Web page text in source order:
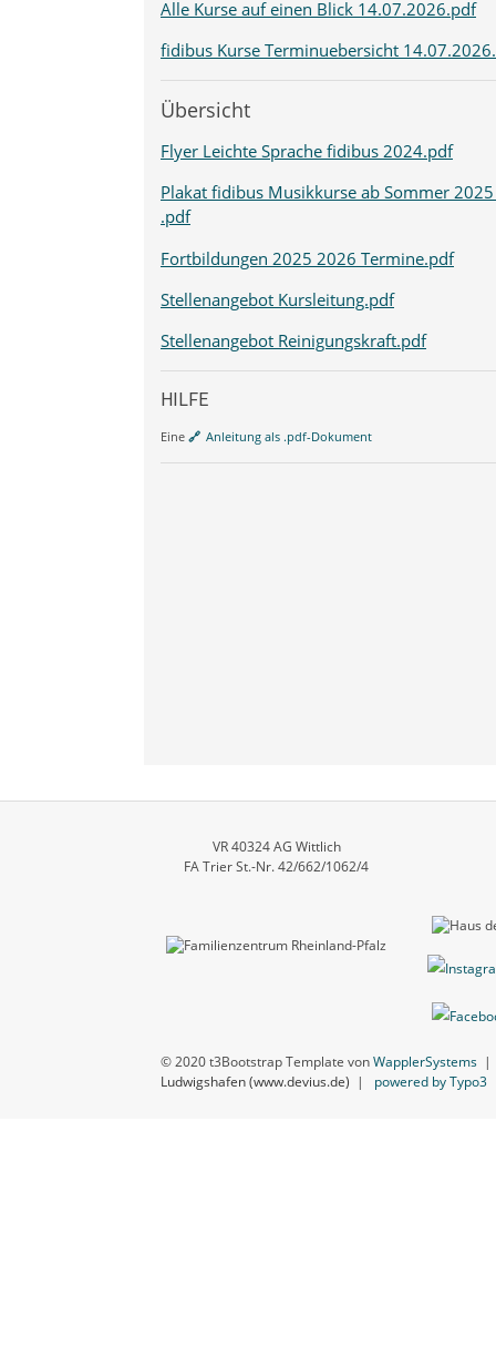
Alle Kurse auf einen Blick 14.07.2026.pdf
fidibus Kurse Terminuebersicht
Übersicht
Flyer Leichte Sprache fidibus 2024.pdf
Plakat fidibus Musikkurse ab Sommer
.pdf
Fortbildungen 2025 2026 Termine.pdf
Stellenangebot Kursleitung.pdf
Stellenangebot Reinigungskraft.pdf
HILFE
Eine Anleitung als .pdf-Dokument
VR 40324 AG Wittlich
FA Trier St.-Nr. 42/662/1062/4
© 2020 t3Bootstrap Template vonWapplerSystems
Ludwigshafen (www.devius.de) | powered by Typo3